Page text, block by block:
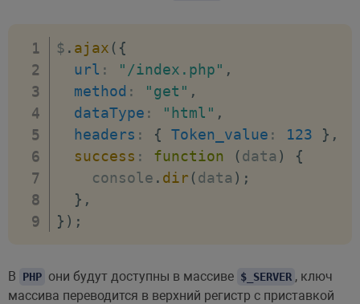
$ . ajax ( {
url : "/index.php" ,
method : "get" ,
dataType : "html" ,
headers : { Token_value : 123 } ,
success : function (data )
{
    console
. dir (data ) ;
} ,
} ) ;
В PHP они будут доступны в массиве $_SERVER , ключ
массива переводится в верхний регистр с приставкой